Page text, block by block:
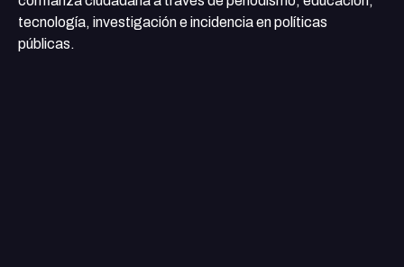
tecnología, investigación e incidencia en políticas
públicas.